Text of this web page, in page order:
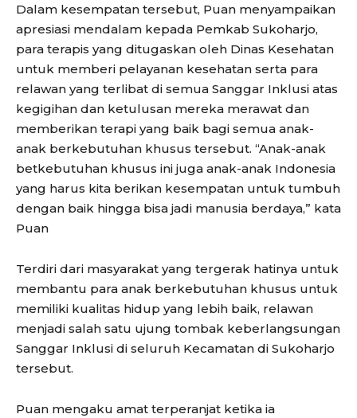
Dalam kesempatan tersebut, Puan menyampaikan
apresiasi mendalam kepada Pemkab Sukoharjo,
para terapis yang ditugaskan oleh Dinas Kesehatan
untuk memberi pelayanan kesehatan serta para
relawan yang terlibat di semua Sanggar Inklusi atas
kegigihan dan ketulusan mereka merawat dan
memberikan terapi yang baik bagi semua anak-
anak berkebutuhan khusus tersebut. “Anak-anak
betkebutuhan khusus ini juga anak-anak Indonesia
yang harus kita berikan kesempatan untuk tumbuh
dengan baik hingga bisa jadi manusia berdaya,” kata
Puan
Terdiri dari masyarakat yang tergerak hatinya untuk
membantu para anak berkebutuhan khusus untuk
memiliki kualitas hidup yang lebih baik, relawan
menjadi salah satu ujung tombak keberlangsungan
Sanggar Inklusi di seluruh Kecamatan di Sukoharjo
tersebut.
Puan mengaku amat terperanjat ketika ia